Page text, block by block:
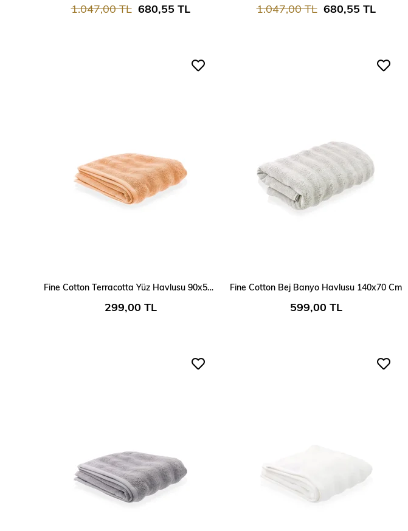
680,55 TL
1.047,00 TL 680,55 TL
1.047,00 TL
Fine Cotton Terracotta Yüz Havlusu 90x50 Cm
299,00 TL
Fine Cotton Bej Banyo Havlusu 140x70 Cm
599,00 TL